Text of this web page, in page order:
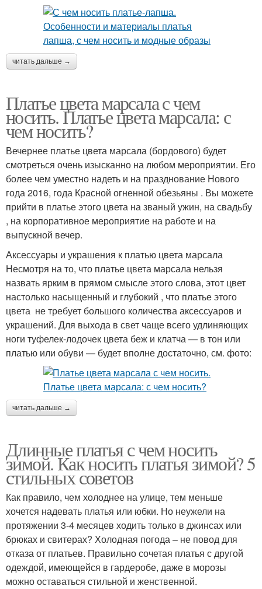
читать дальше →
Платье цвета марсала с чем
носить. Платье цвета марсала: с
чем носить?
Вечернее платье цвета марсала (бордового) будет
смотреться очень изысканно на любом мероприятии. Его
более чем уместно надеть и на празднование Нового
года 2016, года Красной огненной обезьяны . Вы можете
прийти в платье этого цвета на званый ужин, на свадьбу
, на корпоративное мероприятие на работе и на
выпускной вечер.
Аксессуары и украшения к платью цвета марсала
Несмотря на то, что платье цвета марсала нельзя
назвать ярким в прямом смысле этого слова, этот цвет
настолько насыщенный и глубокий , что платье этого
цвета не требует большого количества аксессуаров и
украшений. Для выхода в свет чаще всего удлиняющих
ноги туфелек-лодочек цвета беж и клатча — в тон или
платью или обуви — будет вполне достаточно, см. фото:
читать дальше →
Длинные платья с чем носить
зимой. Как носить платья зимой? 5
стильных советов
Как правило, чем холоднее на улице, тем меньше
хочется надевать платья или юбки. Но неужели на
протяжении 3-4 месяцев ходить только в джинсах или
брюках и свитерах? Холодная погода – не повод для
отказа от платьев. Правильно сочетая платья с другой
одеждой, имеющейся в гардеробе, даже в морозы
можно оставаться стильной и женственной.